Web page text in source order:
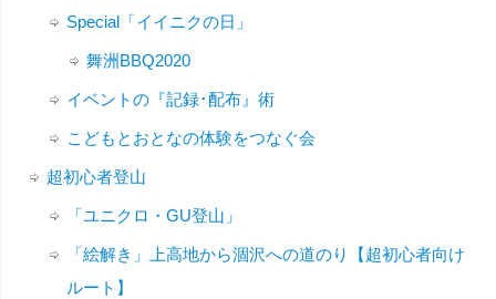
Special「イイニクの日」
舞洲BBQ2020
イベントの『記録･配布』術
こどもとおとなの体験をつなぐ会
超初心者登山
「ユニクロ・GU登山」
「絵解き」上高地から涸沢への道のり【超初心者向け
ルート】